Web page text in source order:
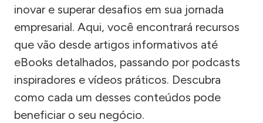
inovar e superar desafios em sua jornada
empresarial. Aqui, você encontrará recursos
que vão desde artigos informativos até
eBooks detalhados, passando por podcasts
inspiradores e vídeos práticos. Descubra
como cada um desses conteúdos pode
beneficiar o seu negócio.